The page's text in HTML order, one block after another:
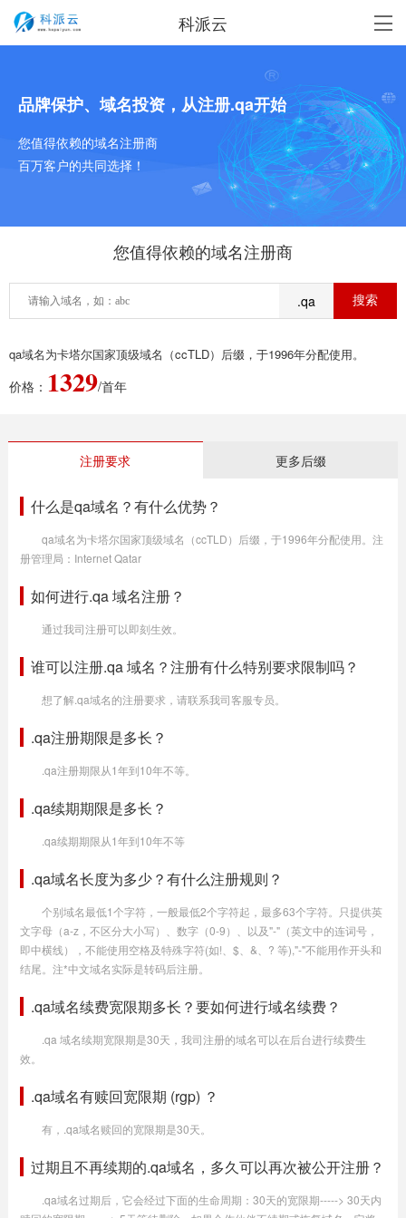
科派云
品牌保护、域名投资，从注册.qa开始
您值得依赖的域名注册商
百万客户的共同选择！
您值得依赖的域名注册商
.qa
qa域名为卡塔尔国家顶级域名（ccTLD）后缀，于1996年分配使用。
价格： 1329/首年
注册要求 更多后缀
什么是qa域名？有什么优势？
qa域名为卡塔尔国家顶级域名（ccTLD）后缀，于1996年分配使用。注
册管理局：Internet Qatar
如何进行.qa 域名注册？
通过我司注册可以即刻生效。
谁可以注册.qa 域名？注册有什么特别要求限制吗？
想了解.qa域名的注册要求，请联系我司客服专员。
.qa注册期限是多长？
.qa注册期限从1年到10年不等。
.qa续期期限是多长？
.qa续期期限从1年到10年不等
.qa域名长度为多少？有什么注册规则？
个别域名最低1个字符，一般最低2个字符起，最多63个字符。只提供英
文字母（a-z，不区分大小写）、数字（0-9）、以及"-"（英文中的连词号，
即中横线），不能使用空格及特殊字符(如!、$、&、? 等),"-"不能用作开头和
结尾。注*中文域名实际是转码后注册。
.qa域名续费宽限期多长？要如何进行域名续费？
.qa 域名续期宽限期是30天，我司注册的域名可以在后台进行续费生
效。
.qa域名有赎回宽限期 (rgp) ？
有，.qa域名赎回的宽限期是30天。
过期且不再续期的.qa域名，多久可以再次被公开注册？
.qa域名过期后，它会经过下面的生命周期：30天的宽限期-----> 30天内